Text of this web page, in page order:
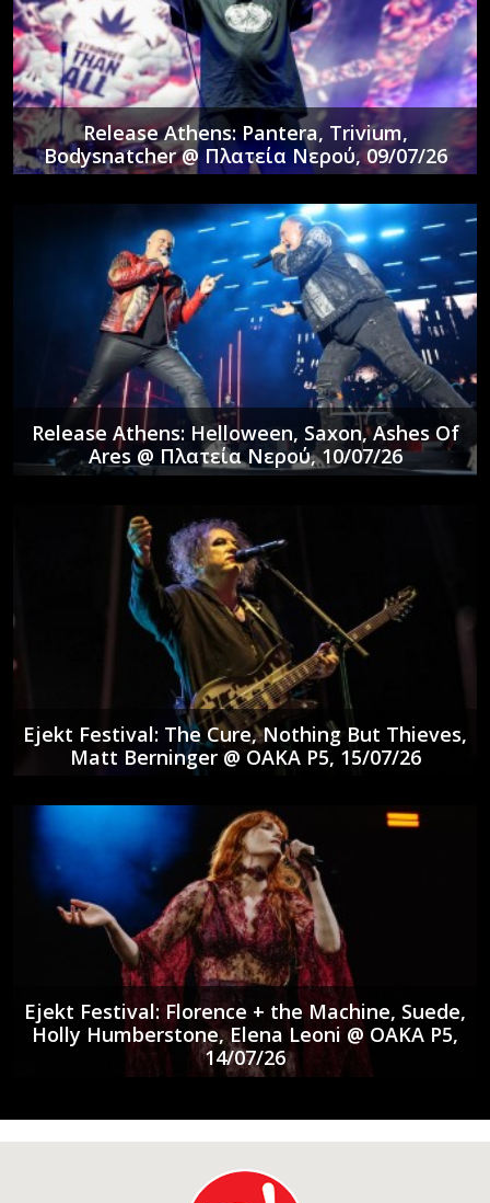
Release Athens: Pantera, Trivium,
Bodysnatcher @ Πλατεία Νερού, 09/07/26
Release Athens: Helloween, Saxon, Ashes Of
Ares @ Πλατεία Νερού, 10/07/26
Ejekt Festival: The Cure, Nothing But Thieves,
Matt Berninger @ ΟΑΚΑ P5, 15/07/26
Ejekt Festival: Florence + the Machine, Suede,
Holly Humberstone, Elena Leoni @ ΟΑΚΑ P5,
14/07/26